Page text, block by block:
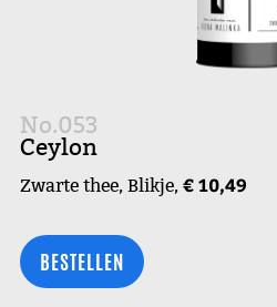
No.053
Ceylon
Zwarte thee, Blikje, € 10,49
BESTELLEN